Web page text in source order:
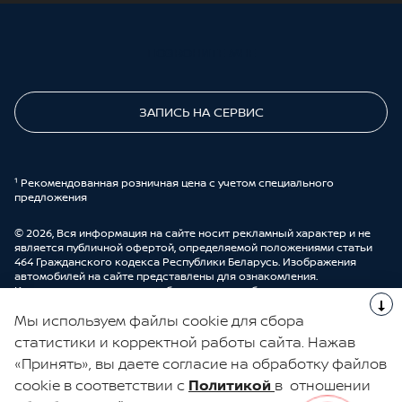
ЗАПИСЬ НА СЕРВИС
¹ Рекомендованная розничная цена с учетом специального
предложения
© 2026, Вся информация на сайте носит рекламный характер и не
является публичной офертой, определяемой положениями статьи
464 Гражданского кодекса Республики Беларусь. Изображения
автомобилей на сайте представлены для ознакомления.
Комплектации и цены могут быть изменены без предварительного
автоцентре ООО “ДрайвМоторс”.
ЭЛЕКТРОННАЯ КНИГА ОТЗЫВОВ
Мы используем файлы cookie для сбора
статистики и корректной работы сайта. Нажав
«Принять», вы даете согласие на обработку файлов
cookie в соответствии с Политикой в отношении